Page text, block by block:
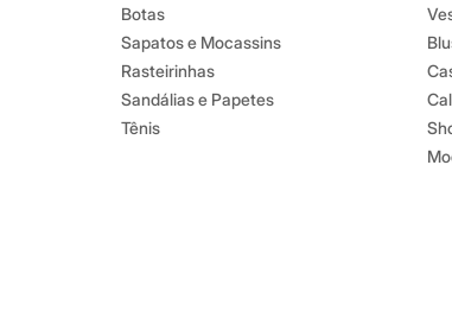
Botas
Sapatos e Mocassins
Rasteirinhas
Sandálias e Papetes
Tênis